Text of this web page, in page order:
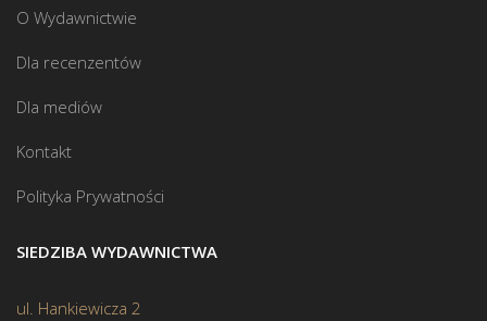
O Wydawnictwie
Dla recenzentów
Dla mediów
Kontakt
Polityka Prywatności
SIEDZIBA WYDAWNICTWA
ul. Hankiewicza 2